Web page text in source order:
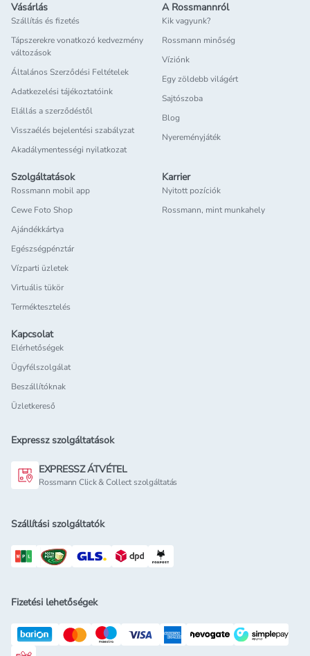
Vásárlás
Szállítás és fizetés
Tápszerekre vonatkozó kedvezmény
változások
Általános Szerződési Feltételek
Adatkezelési tájékoztatóink
Elállás a szerződéstől
Visszaélés bejelentési szabályzat
Akadálymentességi nyilatkozat
A Rossmannról
Kik vagyunk?
Rossmann minőség
Víziónk
Egy zöldebb világért
Sajtószoba
Blog
Nyereményjáték
Szolgáltatások
Rossmann mobil app
Cewe Foto Shop
Ajándékkártya
Egészségpénztár
Vízparti üzletek
Virtuális tükör
Terméktesztelés
Karrier
Nyitott pozíciók
Rossmann, mint munkahely
Kapcsolat
Elérhetőségek
Ügyfélszolgálat
Beszállítóknak
Üzletkereső
Expressz szolgáltatások
EXPRESSZ ÁTVÉTEL
Rossmann Click & Collect szolgáltatás
Szállítási szolgáltatók
Fizetési lehetőségek